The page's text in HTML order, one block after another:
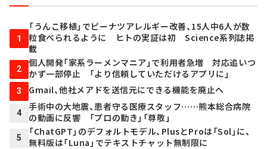
1
「うんこ移植」でピーナツアレルギー改善、15人中6人が数
粒食べられるように ヒトの実証は初 Science系列誌掲
載
2
個人開発「家系ラーメンマニア」で利用者急増 対応追いつ
かず一部停止 「より信頼していただけるアプリに」
3 Gmail、他社メアドを送信元にできる機能を廃止へ
4
手術中の大地震、患者守る医療スタッフ……熊本総合病院
の動画に反響 「プロの動き」「尊敬」
5
「ChatGPT」のデフォルトモデル、PlusとProは「Sol」に、
無料版は「Luna」でテキストチャット無制限に